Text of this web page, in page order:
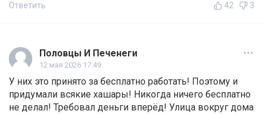
Ответить 42 3
Половцы И Печенеги
12 мая 2026 17:49
У них это принято за бесплатно работать! Поэтому и
придумали всякие хашары! Никогда ничего бесплатно
не делал! Требовал деньги вперёд! Улица вокруг дома